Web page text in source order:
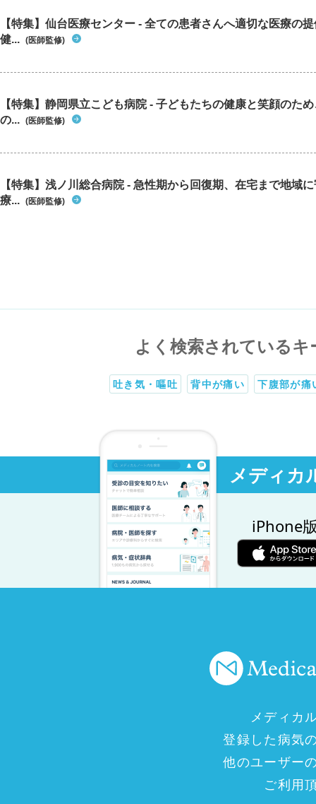
【特集】仙台医療センター - 全ての患者さんへ適切な医療の
健... (医師監修)
【特集】静岡県立こども病院 - 子どもたちの健康と笑顔のた
の... (医師監修)
【特集】浅ノ川総合病院 - 急性期から回復期、在宅まで地域
療... (医師監修)
よく検索されているキ
吐き気・嘔吐 背中が痛い 下腹部が痛
メディカ
iPhone
メディカ
登録した病気
他のユーザー
ご利用